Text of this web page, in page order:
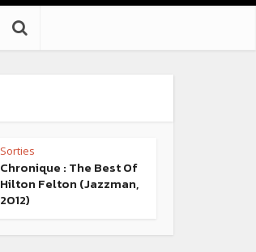
Sorties
Chronique : The Best Of
Hilton Felton (Jazzman,
2012)